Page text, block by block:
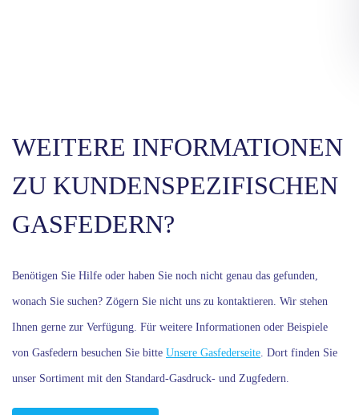
WEITERE INFORMATIONEN
ZU KUNDENSPEZIFISCHEN
GASFEDERN?
Benötigen Sie Hilfe oder haben Sie noch nicht genau das gefunden,
wonach Sie suchen? Zögern Sie nicht uns zu kontaktieren. Wir stehen
Ihnen gerne zur Verfügung. Für weitere Informationen oder Beispiele
von Gasfedern besuchen Sie bitte Unsere Gasfederseite . Dort finden Sie
unser Sortiment mit den Standard-Gasdruck- und Zugfedern.